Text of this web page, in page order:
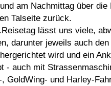
am Nachmittag über
Talseite zurück.
lässt uns viele,
darunter jeweils auch
wird und ein
- auch mit
, GoldWing- und Harley-